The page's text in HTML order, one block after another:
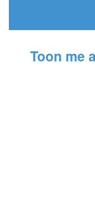
Toon me